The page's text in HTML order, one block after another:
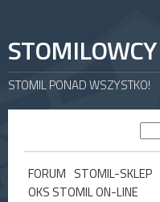
STOMILOWCY
STOMIL PONAD WSZYSTKO!
FORUM STOMIL-SKLEP
OKS STOMIL ON-LINE